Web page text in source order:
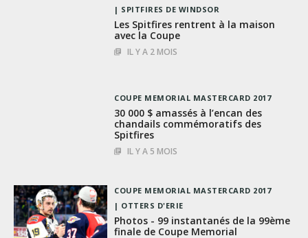
SPITFIRES DE WINDSOR
Les Spitfires rentrent à la maison
avec la Coupe
IL Y A 2 MOIS
COUPE MEMORIAL MASTERCARD 2017
30 000 $ amassés à l’encan des
chandails commémoratifs des
Spitfires
IL Y A 5 MOIS
COUPE MEMORIAL MASTERCARD 2017
OTTERS D'ERIE
Photos - 99 instantanés de la 99ème
finale de Coupe Memorial